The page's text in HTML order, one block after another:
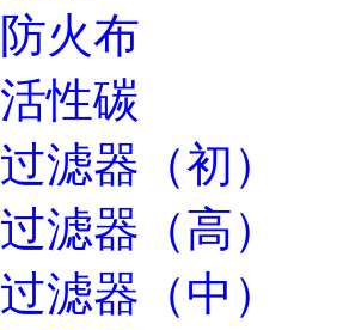
防火布
活性碳
过滤器（初）
过滤器（高）
过滤器（中）